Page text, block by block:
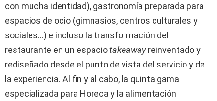
con mucha identidad), gastronomía preparada para
espacios de ocio (gimnasios, centros culturales y
sociales…) e incluso la transformación del
restaurante en un espaciotakeawayreinventado y
rediseñado desde el punto de vista del servicio y de
la experiencia. Al fin y al cabo, la quinta gama
especializada para Horeca y la alimentación